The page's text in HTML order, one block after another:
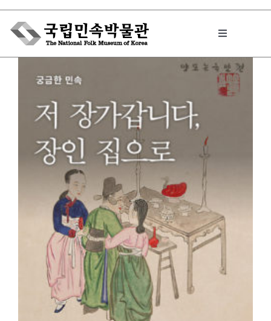
Skip
content
Toggle
박물관에서는
민속이야기
민속 인사이드
원문보기 PDF
박물관 홈페이지